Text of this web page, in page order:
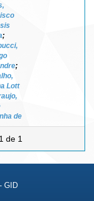
;
;
Lott
de
de 1
GID